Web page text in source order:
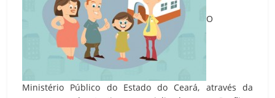
O
Ministério Público do Estado do Ceará, através da